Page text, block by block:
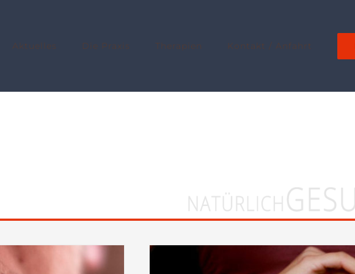
Aktuelles Die Praxis Therapien Kontakt / Anfahrt